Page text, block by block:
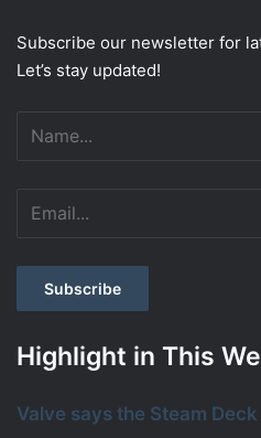
Subscribe our newsletter for
Let’s stay updated!
Highlight in This
Valve says the Steam